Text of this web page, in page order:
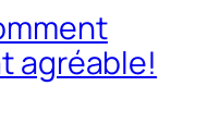
agréable!